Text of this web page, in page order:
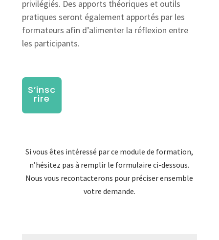
privilégiés. Des apports théoriques et outils
pratiques seront également apportés par les
formateurs afin d’alimenter la réflexion entre
les participants.
S’insc
rire
Si vous êtes intéressé par ce module de formation,
n’hésitez pas à remplir le formulaire ci-dessous.
Nous vous recontacterons pour préciser ensemble
votre demande.